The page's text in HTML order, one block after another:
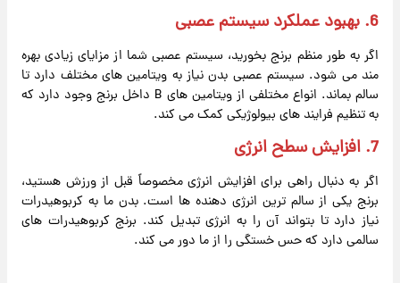
6. بهبود عملکرد سیستم عصبی
اگر به طور منظم برنج بخورید، سیستم عصبی شما از مزایای زیادی بهره
مند می شود. سیستم عصبی بدن نیاز به ویتامین های مختلف دارد تا
سالم بماند. انواع مختلفی از ویتامین های B داخل برنج وجود دارد که
به تنظیم فرایند های بیولوژیکی کمک می کند.
7. افزایش سطح انرژی
اگر به دنبال راهی برای افزایش انرژی مخصوصاً قبل از ورزش هستید،
برنج یکی از سالم ترین انرژی دهنده ها است. بدن ما به کربوهیدرات
نیاز دارد تا بتواند آن را به انرژی تبدیل کند. برنج کربوهیدرات های
سالمی دارد که حس خستگی را از ما دور می کند.